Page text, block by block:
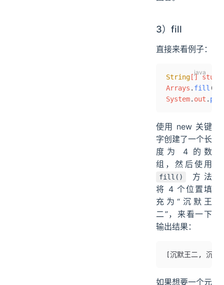
3）fill
直接来看例子：
String []
Arrays . fill
System. out .
使用 new 关键
字创建了一个长
度为 4 的数
组，然后使用
fill()
方法
将 4 个位置填
充为“沉默王
二”，来看一下
输出结果：
[沉默王二, 沉默
如果想要一个元